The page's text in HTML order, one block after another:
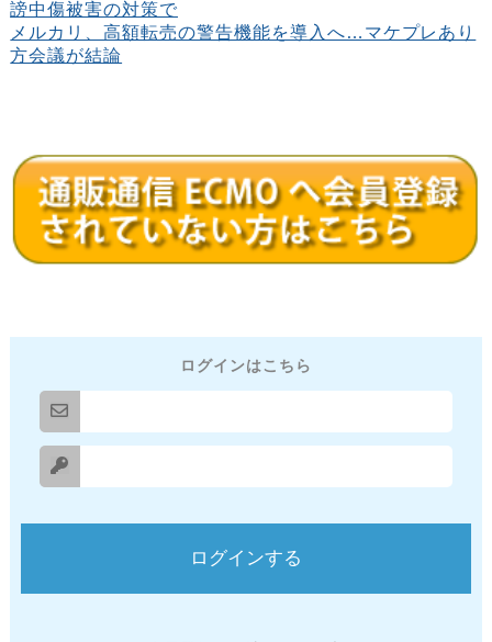
謗中傷被害の対策で
メルカリ、高額転売の警告機能を導入へ…マケプレあり
方会議が結論
ログインはこちら